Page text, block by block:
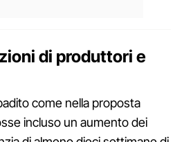
di produttori e
come nella proposta
incluso un aumento dei